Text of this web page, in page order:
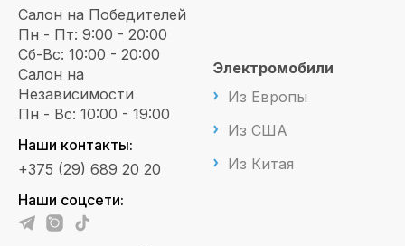
Салон на Победителей
Пн - Пт: 9:00 - 20:00
Сб-Вс: 10:00 - 20:00
Салон на
Независимости
Пн - Вс: 10:00 - 19:00
Наши контакты:
+375 (29) 689 20 20
Наши соцсети:
Электромобили
Из Европы
Из США
Из Китая